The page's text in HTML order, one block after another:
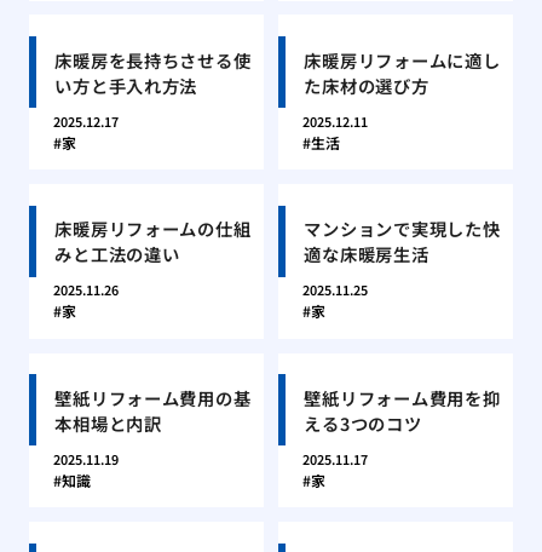
床暖房を長持ちさせる使
い方と手入れ方法
2025.12.17
家
床暖房リフォームに適し
た床材の選び方
2025.12.11
生活
床暖房リフォームの仕組
みと工法の違い
2025.11.26
家
マンションで実現した快
適な床暖房生活
2025.11.25
家
壁紙リフォーム費用の基
本相場と内訳
2025.11.19
知識
壁紙リフォーム費用を抑
える3つのコツ
2025.11.17
家